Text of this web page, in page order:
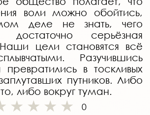
воли можно обойтись,
деле не знать, чего
серьёзная
цели становятся всё
Разучившись
в тоскливых
путников. Либо
либо вокруг туман.
0